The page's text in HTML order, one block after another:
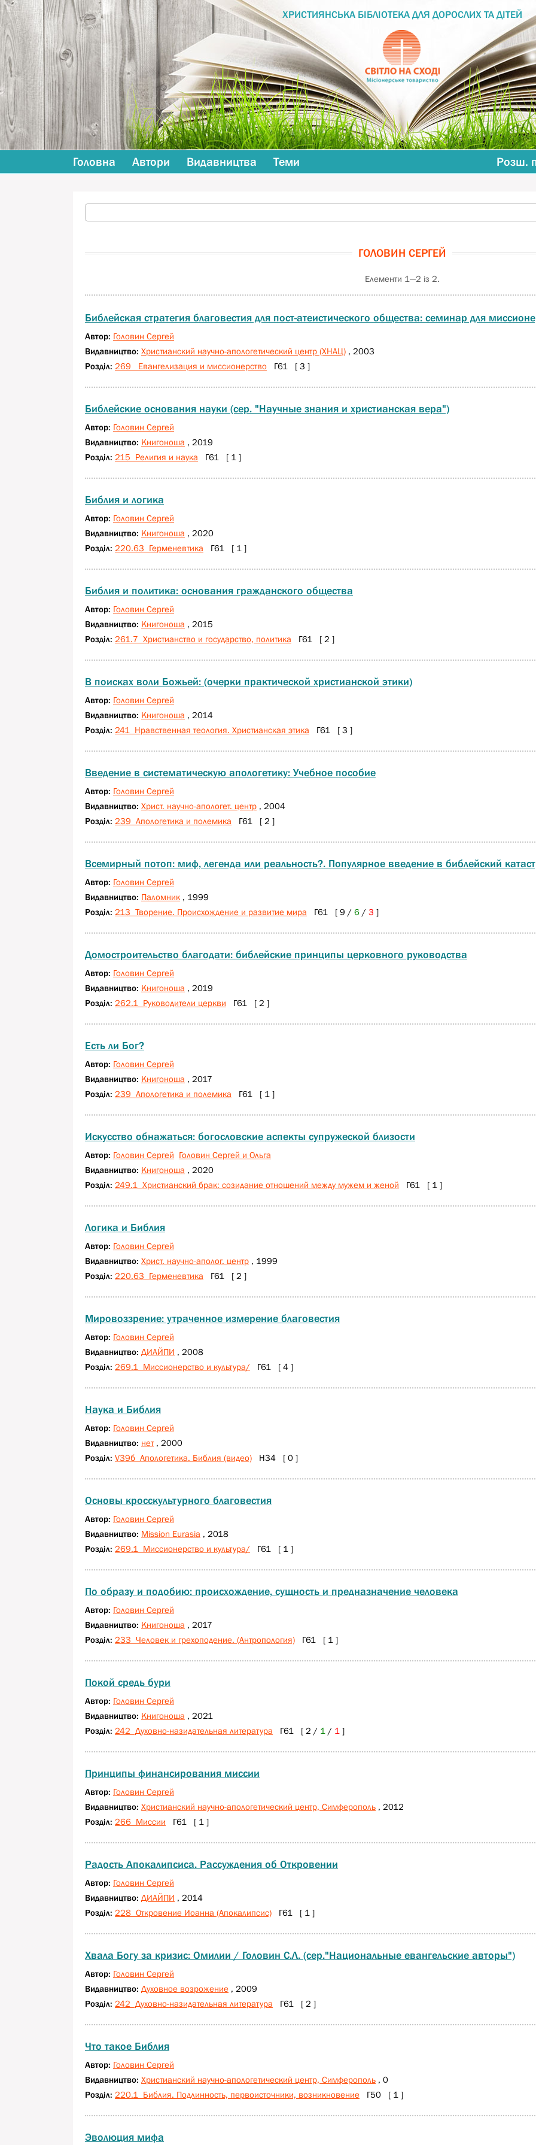
ХРИСТИЯНСЬКА БІБЛІОТЕКА ДЛЯ ДОРОСЛИХ ТА ДІТЕЙ
Головна Автори Видавництва Теми Розш.
ГОЛОВИН СЕРГЕЙ
Елементи 1—2 із 2.
Библейская стратегия благовестия для пост-атеистического общества: семинар для
Автор: Головин Сергей
Видавництво: Христианский научно-апологетический центр (ХНАЦ) , 2003
Розділ: 269 Евангелизация и миссионерство Г61 [ 3 ]
Библейские основания науки (сер. "Научные знания и христианская вера")
Автор: Головин Сергей
Видавництво: Книгоноша , 2019
Розділ: 215 Религия и наука Г61 [ 1 ]
Библия и логика
Автор: Головин Сергей
Видавництво: Книгоноша , 2020
Розділ: 220.63 Герменевтика Г61 [ 1 ]
Библия и политика: основания гражданского общества
Автор: Головин Сергей
Видавництво: Книгоноша , 2015
Розділ: 261.7 Христианство и государство, политика Г61 [ 2 ]
В поисках воли Божьей: (очерки практической христианской этики)
Автор: Головин Сергей
Видавництво: Книгоноша , 2014
Розділ: 241 Нравственная теология. Христианская этика Г61 [ 3 ]
Введение в систематическую апологетику: Учебное пособие
Автор: Головин Сергей
Видавництво: Христ. научно-апологет. центр , 2004
Розділ: 239 Апологетика и полемика Г61 [ 2 ]
Всемирный потоп: миф, легенда или реальность?. Популярное введение в библейский
Автор: Головин Сергей
Видавництво: Паломник , 1999
Розділ: 213 Творение. Происхождение и развитие мира Г61 [ 9 / 6 / 3 ]
Домостроительство благодати: библейские принципы церковного руководства
Автор: Головин Сергей
Видавництво: Книгоноша , 2019
Розділ: 262.1 Руководители церкви Г61 [ 2 ]
Есть ли Бог?
Автор: Головин Сергей
Видавництво: Книгоноша , 2017
Розділ: 239 Апологетика и полемика Г61 [ 1 ]
Искусство обнажаться: богословские аспекты супружеской близости
Автор: Головин Сергей Головин Сергей и Ольга
Видавництво: Книгоноша , 2020
Розділ: 249.1 Христианский брак: созидание отношений между мужем и женой Г61 [ 1 ]
Логика и Библия
Автор: Головин Сергей
Видавництво: Христ. научно-аполог. центр , 1999
Розділ: 220.63 Герменевтика Г61 [ 2 ]
Мировоззрение: утраченное измерение благовестия
Автор: Головин Сергей
Видавництво: ДИАЙПИ , 2008
Розділ: 269.1 Миссионерство и культура/ Г61 [ 4 ]
Наука и Библия
Автор: Головин Сергей
Видавництво: нет, 2000
Розділ: V39б Апологетика. Библия (видео) Н34 [ 0 ]
Основы кросскультурного благовестия
Автор: Головин Сергей
Видавництво: Mission Eurasia , 2018
Розділ: 269.1 Миссионерство и культура/ Г61 [ 1 ]
По образу и подобию: происхождение, сущность и предназначение человека
Автор: Головин Сергей
Видавництво: Книгоноша , 2017
Розділ: 233 Человек и грехоподение. (Антропология) Г61 [ 1 ]
Покой средь бури
Автор: Головин Сергей
Видавництво: Книгоноша , 2021
Розділ: 242 Духовно-назидательная литература Г61 [ 2 / 1 / 1 ]
Принципы финансирования миссии
Автор: Головин Сергей
Видавництво: Христианский научно-апологетический центр, Симферополь , 2012
Розділ: 266 Миссии Г61 [ 1 ]
Радость Апокалипсиса. Рассуждения об Откровении
Автор: Головин Сергей
Видавництво: ДИАЙПИ , 2014
Розділ: 228 Откровение Иоанна (Апокалипсис) Г61 [ 1 ]
Хвала Богу за кризис: Омилии / Головин С.Л. (сер."Национальные евангельские авторы")
Автор: Головин Сергей
Видавництво: Духовное возрожение , 2009
Розділ: 242 Духовно-назидательная литература Г61 [ 2 ]
Что такое Библия
Автор: Головин Сергей
Видавництво: Христианский научно-апологетический центр, Симферополь , 0
Розділ: 220.1 Библия. Подлинность, первоисточники, возникновение Г50 [ 1 ]
Эволюция мифа